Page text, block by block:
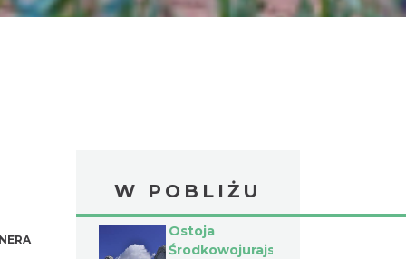
W POBLIŻU
Ostoja
Środkowojurajska